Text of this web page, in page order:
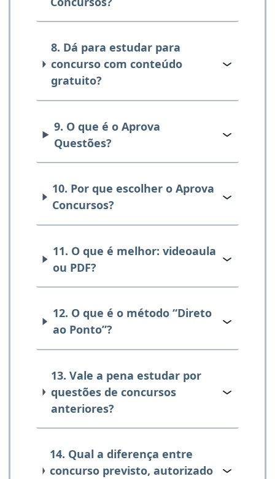
8. Dá para estudar para
concurso com conteúdo
gratuito?
9. O que é o Aprova
Questões?
10. Por que escolher o Aprova
Concursos?
11. O que é melhor: videoaula
ou PDF?
12. O que é o método “Direto
ao Ponto”?
13. Vale a pena estudar por
questões de concursos
anteriores?
14. Qual a diferença entre
concurso previsto, autorizado